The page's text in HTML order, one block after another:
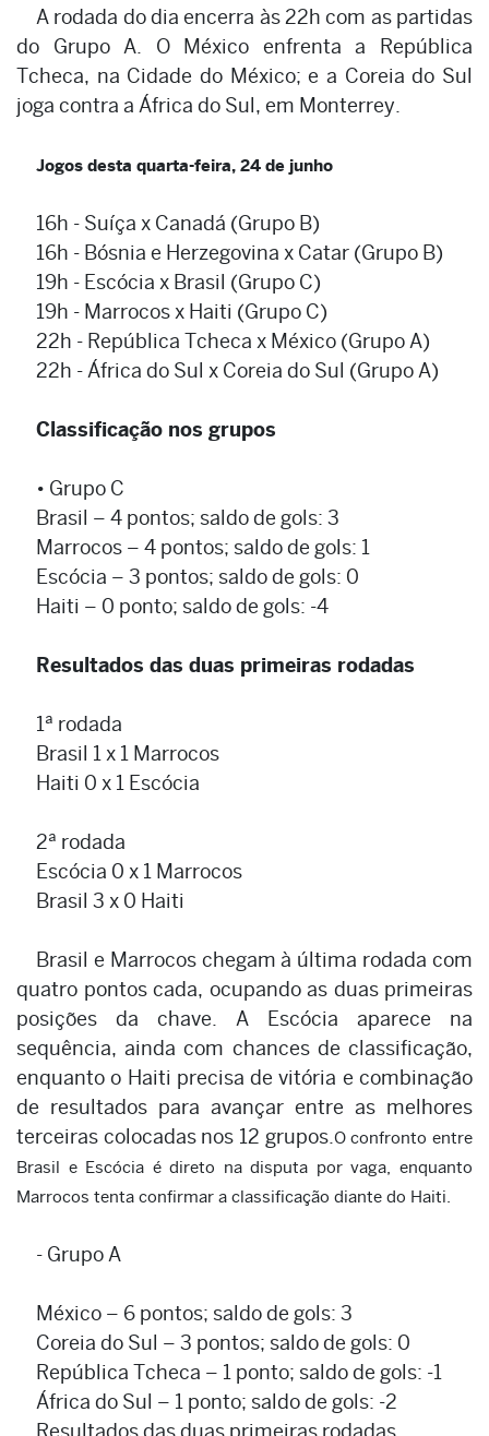
A rodada do dia encerra às 22h com as partidas
do Grupo A. O México enfrenta a República
Tcheca, na Cidade do México; e a Coreia do Sul
joga contra a África do Sul, em Monterrey.
Jogos desta quarta-feira, 24 de junho
16h - Suíça x Canadá (Grupo B)
16h - Bósnia e Herzegovina x Catar (Grupo B)
19h - Escócia x Brasil (Grupo C)
19h - Marrocos x Haiti (Grupo C)
22h - República Tcheca x México (Grupo A)
22h - África do Sul x Coreia do Sul (Grupo A)
Classificação nos grupos
• Grupo C
Brasil – 4 pontos; saldo de gols: 3
Marrocos – 4 pontos; saldo de gols: 1
Escócia – 3 pontos; saldo de gols: 0
Haiti – 0 ponto; saldo de gols: -4
Resultados das duas primeiras rodadas
1ª rodada
Brasil 1 x 1 Marrocos
Haiti 0 x 1 Escócia
2ª rodada
Escócia 0 x 1 Marrocos
Brasil 3 x 0 Haiti
Brasil e Marrocos chegam à última rodada com
quatro pontos cada, ocupando as duas primeiras
posições da chave. A Escócia aparece na
sequência, ainda com chances de classificação,
enquanto o Haiti precisa de vitória e combinação
de resultados para avançar entre as melhores
terceiras colocadas nos 12 grupos. O confronto entre
Brasil e Escócia é direto na disputa por vaga, enquanto
Marrocos tenta confirmar a classificação diante do Haiti.
- Grupo A
México – 6 pontos; saldo de gols: 3
Coreia do Sul – 3 pontos; saldo de gols: 0
República Tcheca – 1 ponto; saldo de gols: -1
África do Sul – 1 ponto; saldo de gols: -2
Resultados das duas primeiras rodadas